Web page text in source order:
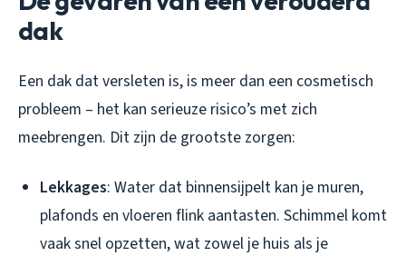
dak
Een dak dat versleten is, is meer dan een cosmetisch
probleem – het kan serieuze risico’s met zich
meebrengen. Dit zijn de grootste zorgen:
Lekkages: Water dat binnensijpelt kan je muren,
plafonds en vloeren flink aantasten. Schimmel komt
vaak snel opzetten, wat zowel je huis als je